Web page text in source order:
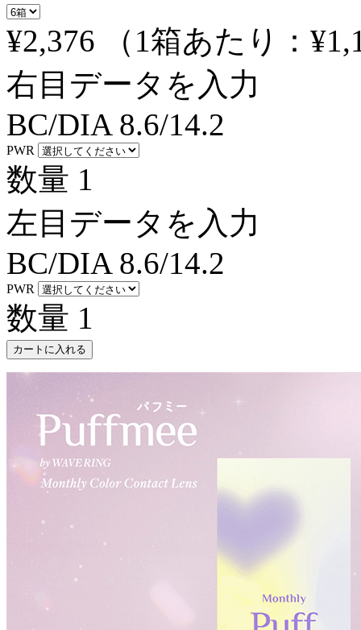
¥2,376
（1箱あたり：
右目データを入力
BC/DIA 8.6/14.2
PWR
数量 1
左目データを入力
BC/DIA 8.6/14.2
PWR
数量 1
カートに入れる